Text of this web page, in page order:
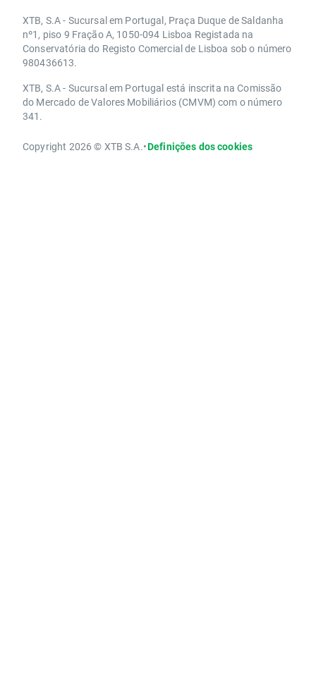
XTB, S.A - Sucursal em Portugal, Praça Duque de Saldanha
nº1, piso 9 Fração A, 1050-094 Lisboa Registada na
Conservatória do Registo Comercial de Lisboa sob o número
980436613.
XTB, S.A - Sucursal em Portugal está inscrita na Comissão
do Mercado de Valores Mobiliários (CMVM) com o número
341.
Copyright 2026 © XTB S.A.•Definições dos cookies